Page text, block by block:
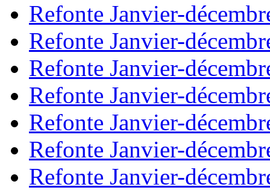
Refonte Janvier-
Refonte Janvier-
Refonte Janvier-
Refonte Janvier-
Refonte Janvier-
Refonte Janvier-
Refonte Janvier-